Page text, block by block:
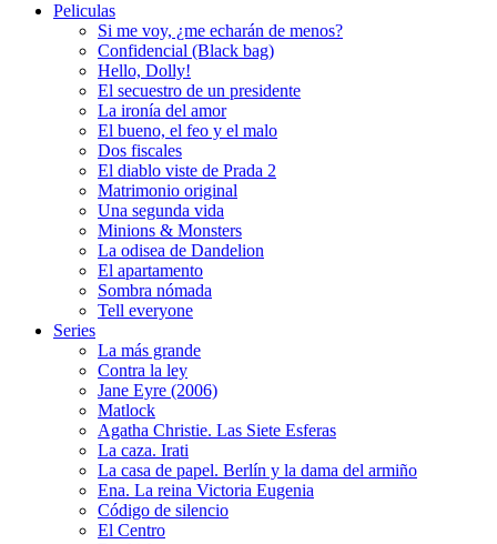
Peliculas
Si me voy, ¿me echarán de menos?
Confidencial (Black bag)
Hello, Dolly!
El secuestro de un presidente
La ironía del amor
El bueno, el feo y el malo
Dos fiscales
El diablo viste de Prada 2
Matrimonio original
Una segunda vida
Minions & Monsters
La odisea de Dandelion
El apartamento
Sombra nómada
Tell everyone
Series
La más grande
Contra la ley
Jane Eyre (2006)
Matlock
Agatha Christie. Las Siete Esferas
La caza. Irati
La casa de papel. Berlín y la dama del armiño
Ena. La reina Victoria Eugenia
Código de silencio
El Centro